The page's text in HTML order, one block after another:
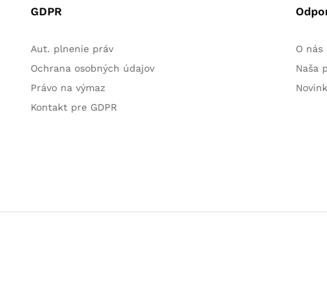
GDPR
Aut. plnenie práv
Ochrana osobných údajov
Právo na výmaz
Kontakt pre GDPR
O nás
Naša